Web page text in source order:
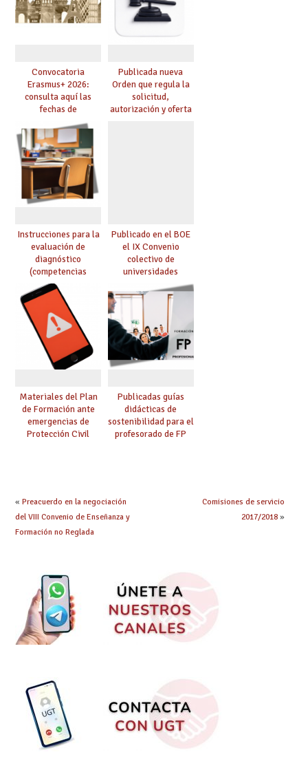
Convocatoria
Erasmus+ 2026:
consulta aquí las
fechas de
presentación de
proyectos, guías, etc.
Publicada nueva
Orden que regula la
solicitud,
autorización y oferta
Instrucciones para la
evaluación de
diagnóstico
(competencias
lingüística y
matemática, 4º de
Primaria y 2º de ESO)
Publicado en el BOE
el IX Convenio
colectivo de
universidades
privadas, centros
universitarios
privados y centros de
formación de
postgraduados
Materiales del Plan
de Formación ante
emergencias de
Protección Civil
Publicadas guías
didácticas de
sostenibilidad para el
profesorado de FP
« Preacuerdo en la negociación
del VIII Convenio de Enseñanza y
Formación no Reglada
Comisiones de servicio
2017/2018»